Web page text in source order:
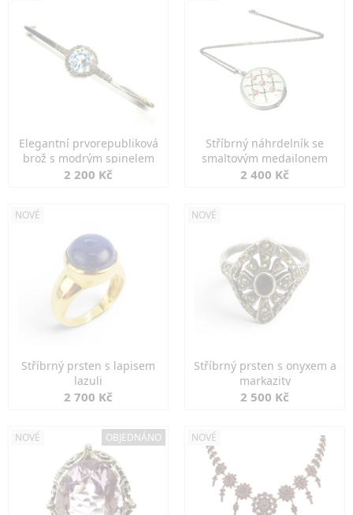
Elegantní prvorepubliková
brož s modrým spinelem
2 200 Kč
Stříbrný náhrdelník se
smaltovým medailonem
2 400 Kč
NOVÉ
Stříbrný prsten s lapisem
lazuli
2 700 Kč
NOVÉ
Stříbrný prsten s onyxem a
markazity
2 500 Kč
NOVÉ OBJEDNÁNO NOVÉ